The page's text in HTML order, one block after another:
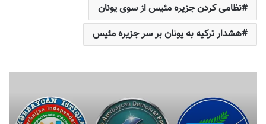
نظامی کردن جزیره مئیس از سوی یونان
هشدار ترکیه به یونان بر سر جزیره مئیس